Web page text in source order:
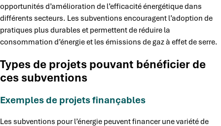
opportunités d’amélioration de l’efficacité énergétique dans
différents secteurs. Les subventions encouragent l’adoption de
pratiques plus durables et permettent de réduire la
consommation d’énergie et les émissions de gaz à effet de serre.
Types de projets pouvant bénéficier de
ces subventions
Exemples de projets finançables
Les subventions pour l’énergie peuvent financer une variété de